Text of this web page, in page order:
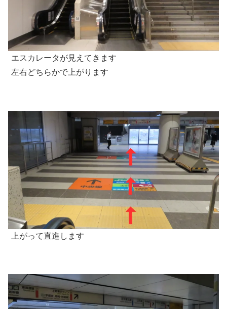
エスカレータが見えてきます
左右どちらかで上がります
上がって直進します